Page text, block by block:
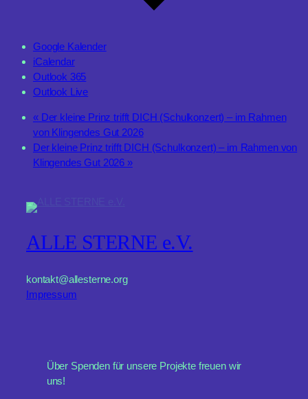
Google Kalender
iCalendar
Outlook 365
Outlook Live
«Der kleine Prinz trifft DICH (Schulkonzert) – im Rahmen
von Klingendes Gut 2026
Der kleine Prinz trifft DICH (Schulkonzert) – im Rahmen von
Klingendes Gut 2026 »
ALLE STERNE e.V.
kontakt@allesterne.org
Impressum
Über Spenden für unsere Projekte freuen wir
uns!